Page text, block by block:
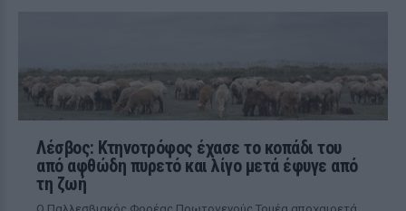
Λέσβος: Κτηνοτρόφος έχασε το κοπάδι του
από αφθώδη πυρετό και λίγο μετά έφυγε από
τη ζωή